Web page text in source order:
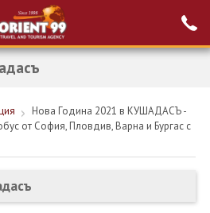
Нова Година 2021 в КУШАДАСЪ -
от София, Пловдив, Варна и Бургас с